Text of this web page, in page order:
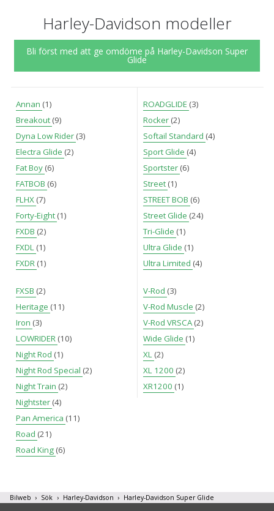
Harley-Davidson modeller
Bli först med att ge omdöme på Harley-Davidson Super
Glide
Annan (1)
Breakout (9)
Dyna Low Rider (3)
Electra Glide (2)
Fat Boy (6)
FATBOB (6)
FLHX (7)
Forty-Eight (1)
FXDB (2)
FXDL (1)
FXDR (1)
FXSB (2)
Heritage (11)
Iron (3)
LOWRIDER (10)
Night Rod (1)
Night Rod Special (2)
Night Train (2)
Nightster (4)
Pan America (11)
Road (21)
Road King (6)
ROADGLIDE (3)
Rocker (2)
Softail Standard (4)
Sport Glide (4)
Sportster (6)
Street (1)
STREET BOB (6)
Street Glide (24)
Tri-Glide (1)
Ultra Glide (1)
Ultra Limited (4)
V-Rod (3)
V-Rod Muscle (2)
V-Rod VRSCA(2)
Wide Glide (1)
XL (2)
XL 1200 (2)
XR1200 (1)
Bilweb Sök Harley-Davidson Harley-Davidson Super Glide